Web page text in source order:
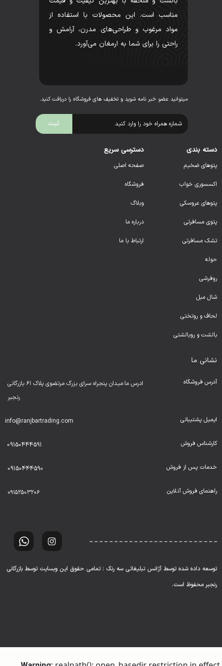
مناسب است. این محصولات با استفاده از
مواد مرغوب و طراحی‌های مدرن، آرامش و
راحتی را برای شما به ارمغان می‌آورد.
میتوانید عضو خبر نامه شوید و تخفیف های فروشگاه را دریافت کنید.
دسته بندی
پتوهای ضخیم
اکسسوری خواب
پتوهای عروسکی
پتوی مسافرتی
تشک مسافرتی
حوله
روفرشی
شال مبل
لحاف و روتختی
بالشت و روبالشتی
دسترسی سریع
صفحه اصلی
فروشگاه
وبلاگ
درباره ما
ارتباط با ما
نشانی ما
آدرس فروشگاه
ادرس ما:میدان پنجراه سرای بزرگ مرتضوی پلاک ۶۱ بازرگانی
رنجبر
ایمیل پشتیبانی info@ranjbartrading.com
کارشناس فروش 09150444591
خدمات پس از فروش 09150444590
راهنمای فروش آنلاین ۰۹۱۵۲۵۰۳۲۰۶
توسعه داده شده توسط آژانس تبلیغاتی سه رنگ : تمامی حقوق این وبسایت توسط بازرگانی
رنجبر محفوظ است.